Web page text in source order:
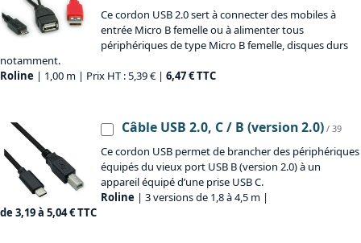
Ce cordon USB 2.0 sert à connecter des mobiles à
entrée Micro B femelle ou à alimenter tous
périphériques de type Micro B femelle, disques durs
notamment.
Roline | 1,00 m | Prix HT : 5,39 € | 6,47 € TTC
Câble USB 2.0, C / B (version 2.0) / 39
Ce cordon USB permet de brancher des périphériques
équipés du vieux port USB B (version 2.0) à un
appareil équipé d’une prise USB C.
Roline | 3 versions de 1,8 à 4,5 m |
de 3,19 à 5,04 € TTC